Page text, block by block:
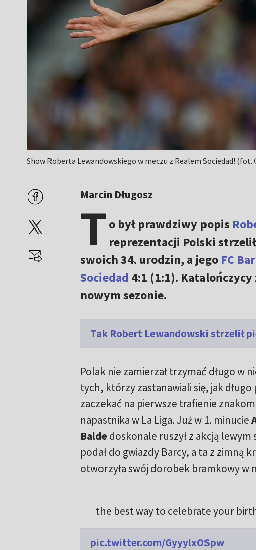
Show Roberta Lewandowskiego w meczu z Realem Sociedad! (fot.
Marcin Długosz
To był prawdziwy popis
reprezentacji Polski
swoich 34. urodzin, a jego FC
Sociedad 4:1 (1:1).
nowym sezonie.
Tak Robert Lewandowski strzelił
Polak nie zamierzał trzymać długo w
tych, którzy zastanawiali się, jak długo
zaczekać na pierwsze trafienie
napastnika w La Liga. Już w 1. minucie
Baldedoskonale ruszył z akcją lewym
podał do gwiazdy Barcy, a ta z zimną
otworzyła swój dorobek bramkowy w
the best way to celebrate your
pic.twitter.com/GyyylxOSpw